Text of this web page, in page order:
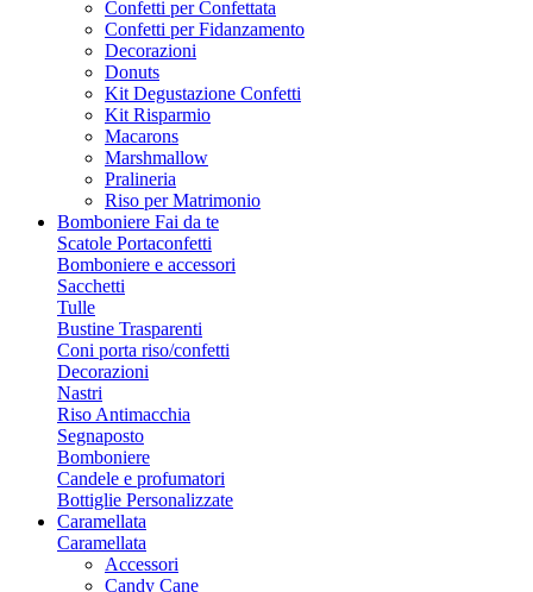
Confetti per Confettata
Confetti per Fidanzamento
Decorazioni
Donuts
Kit Degustazione Confetti
Kit Risparmio
Macarons
Marshmallow
Pralineria
Riso per Matrimonio
Bomboniere Fai da te
Scatole Portaconfetti
Bomboniere e accessori
Sacchetti
Tulle
Bustine Trasparenti
Coni porta riso/confetti
Decorazioni
Nastri
Riso Antimacchia
Segnaposto
Bomboniere
Candele e profumatori
Bottiglie Personalizzate
Caramellata
Caramellata
Accessori
Candy Cane